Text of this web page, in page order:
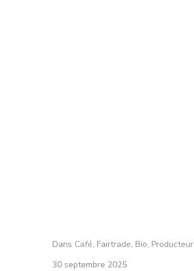
Dans Café, Fairtrade, Bio, Producteur
30 septembre 2025